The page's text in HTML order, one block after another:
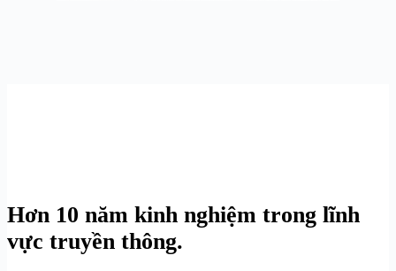
Hơn 10 năm kinh nghiệm trong lĩnh
vực truyền thông.